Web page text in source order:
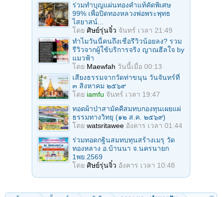
ร่วมทําบุญแผ่นทองคำแท้คัดพิเศษ
99% เพื่อปิดทองหลวงพ่อพระพุทธ
ไสยาสน์...
โดย ศิษย์รุ่นจิ๋ว จันทร์ เวลา 21:49
ทำไมวันนี้คนถึงเชื่อรีวิวน้อยลง? รวม
รีวิวจากผู้ใช้บริการจริง ญาณฮีลใจ by
แมวฟ้า
โดย Maewfah วันนี้เมื่อ 00:13
เสียงธรรมจากวัดท่าขนุน วันจันทร์ที่
๓ สิงหาคม ๒๕๖๙
โดย iamfu จันทร์ เวลา 19:47
ทอดผ้าป่าสามัคคีสมทบกองทุนเผยแผ่
ธรรมทางวิทยุ (๑๒ ส.ค. ๒๕๖๙)
โดย watsritawee อังคาร เวลา 01:44
ร่วมทอดกฐินสมทบทุนสร้างเมรุ วัด
ทองหลาง อ.บ้านนา จ.นครนายก
1พย.2569
โดย ศิษย์รุ่นจิ๋ว อังคาร เวลา 10:48